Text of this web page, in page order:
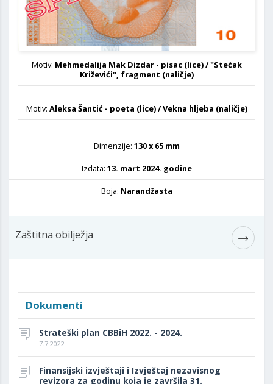
Motiv: Mehmedalija Mak Dizdar - pisac (lice) / "Stećak
Križevići", fragment (naličje)
Motiv: Aleksa Šantić - poeta (lice) / Vekna hljeba (naličje)
Dimenzije: 130 x 65 mm
Izdata: 13. mart 2024. godine
Boja: Narandžasta
Zaštitna obilježja
Dokumenti
Strateški plan CBBiH 2022. - 2024.
7.7.2022
Finansijski izvještaji i Izvještaj nezavisnog
revizora za godinu koja je završila 31.